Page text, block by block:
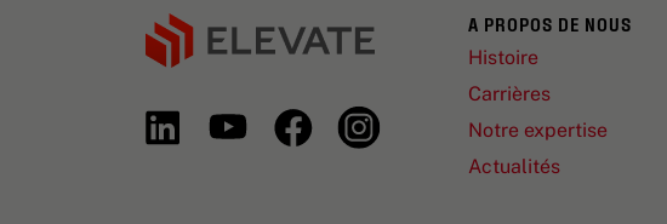
A PROPOS DE NOUS
Histoire
Carrières
Notre expertise
Actualités